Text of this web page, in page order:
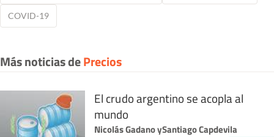
COVID-19
Más noticias dePrecios
El crudo argentino se acopla al
mundo
Nicolás GadanoySantiago Capdevila